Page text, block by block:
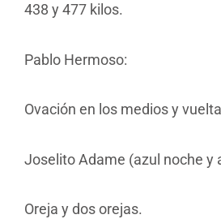
438 y 477 kilos.
Pablo Hermoso:
Ovación en los medios y
Joselito Adame (azul noche y
Oreja y dos orejas.